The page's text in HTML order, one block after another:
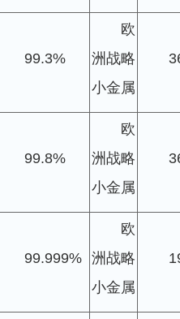
99.3%
欧
洲战略
小金属
99.8%
欧
洲战略
小金属
99.999%
欧
洲战略
小金属